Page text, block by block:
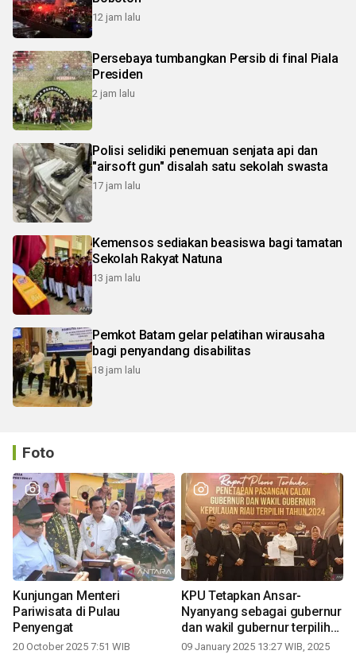
12 jam lalu
Persebaya tumbangkan Persib di final Piala
Presiden
2 jam lalu
Polisi selidiki penemuan senjata api dan
"airsoft gun" disalah satu sekolah swasta
17 jam lalu
Kemensos sediakan beasiswa bagi tamatan
Sekolah Rakyat Natuna
13 jam lalu
Pemkot Batam gelar pelatihan wirausaha
bagi penyandang disabilitas
18 jam lalu
Foto
Kunjungan Menteri
Pariwisata di Pulau
Penyengat
20 October 2025 7:51 WIB
KPU Tetapkan Ansar-
Nyanyang sebagai gubernur
dan wakil gubernur terpilih
periode 2025-2030
09 January 2025 13:27 WIB, 2025